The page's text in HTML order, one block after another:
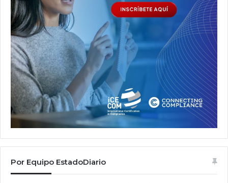
Por Equipo EstadoDiario